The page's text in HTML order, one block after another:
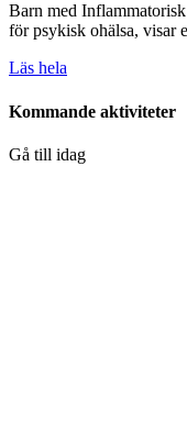
Barn med
för psykisk ohälsa, visar
Läs hela
Kommande aktiviteter
Gå till idag